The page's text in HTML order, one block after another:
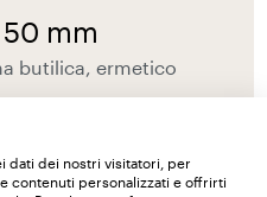
mm
butilica, ermetico
dati dei nostri visitatori, per
contenuti personalizzati e offrirti